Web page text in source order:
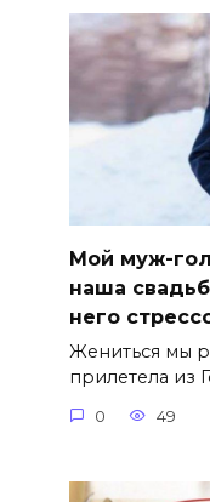
Мой муж-
наша
него
Жениться мы
прилетела из
0 49